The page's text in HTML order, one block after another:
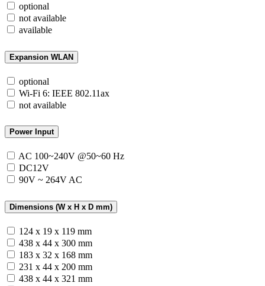
optional
not available
available
Expansion WLAN
optional
Wi-Fi 6: IEEE 802.11ax
not available
Power Input
AC 100~240V @50~60 Hz
DC12V
90V ~ 264V AC
Dimensions (W x H x D mm)
124 x 19 x 119 mm
438 x 44 x 300 mm
183 x 32 x 168 mm
231 x 44 x 200 mm
438 x 44 x 321 mm